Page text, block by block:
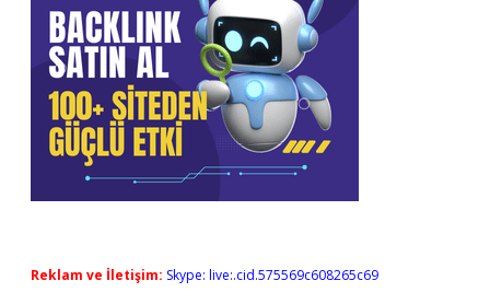
Reklam ve İletişim: Skype: live:.cid.575569c608265c69